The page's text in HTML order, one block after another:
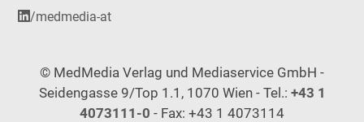
/medmedia-at
© MedMedia Verlag und Mediaservice GmbH -
Seidengasse 9/Top 1.1, 1070 Wien - Tel.: +43 1
4073111-0 - Fax: +43 1 4073114